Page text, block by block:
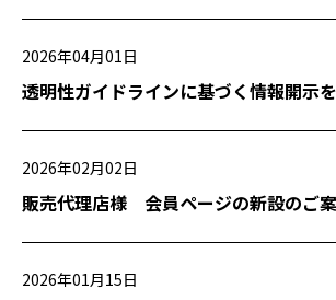
2026年04月01日
透明性ガイドラインに基づく情報開示
2026年02月02日
販売代理店様 会員ページの新設のご
2026年01月15日